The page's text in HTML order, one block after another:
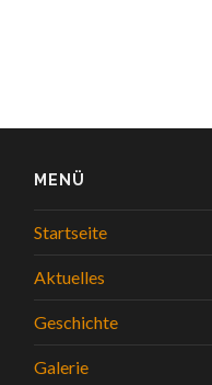
MENÜ
Startseite
Aktuelles
Geschichte
Galerie